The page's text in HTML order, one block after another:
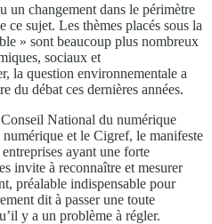
un changement dans le périmètre
ce sujet. Les thèmes placés sous la
» sont beaucoup plus nombreux
sociaux et
la question environnementale a
du débat ces dernières années.
National du numérique
et le Cigref, le manifeste
ayant une forte
invite à reconnaître et mesurer
préalable indispensable pour
dit à passer une toute
y a un problème à régler.